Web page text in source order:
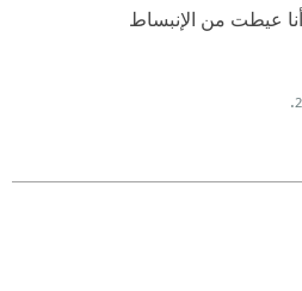
عيطت من الإنبساط
.